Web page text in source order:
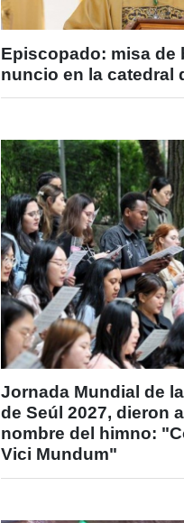
Episcopado: misa de
nuncio en la catedral
Jornada Mundial de
de Seúl 2027, dieron
nombre del himno:
Vici Mundum"